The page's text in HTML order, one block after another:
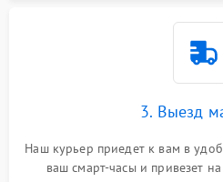
3. Выезд
Наш курьер приедет к вам в
ваш смарт-часы и привезет